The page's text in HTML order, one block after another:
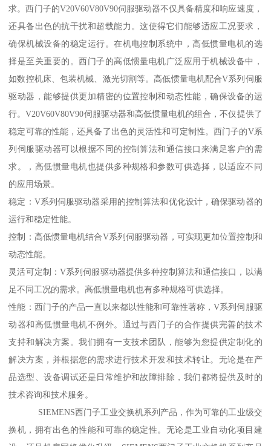
求。西门子的V20V60V80V90伺服驱动器不仅具备精度和响应速度，
还具备出色的抗干扰和超载能力。这使得它们能够适应工况要求，
确保机械设备的稳定运行。在机电控制系统中，高低惯量电机的选
择是至关重要的。西门子的高低惯量电机广泛应用于机械设备中，
如数控机床、包装机械、激光切割等。高低惯量电机配合V系列伺服
驱动器，能够提供更加精密的位置控制和动态性能，确保设备的运
行。V20V60V80V90伺服驱动器和高低惯量电机的组合，不仅提供了
稳定可靠的性能，还具备了出色的灵活性和可定制性。西门子的V系
列伺服驱动器可以根据不同的控制算法和通信接口来满足客户的需
求。，高低惯量电机也提供多种规格和参数可供选择，以适应不同
的应用场景。
稳定：V系列伺服驱动器采用的控制算法和优化设计，确保驱动器的
运行和稳定性能。
控制：高低惯量电机结合V系列伺服驱动器，可实现更加位置控制和
动态性能。
灵活可定制：V系列伺服驱动器提供多种控制算法和通信接口，以满
足不同工况的需求。高低惯量电机也有多种规格可供选择。
性能：西门子的产品一直以来都以性能和可靠性著称，V系列伺服驱
动器和高低惯量电机不例外。通过与西门子的合作提供完善的技术
支持和解决方案。我们拥有一支技术团队，能够为您提供定制化的
解决方案，并根据您的需求进行技术开发和技术转让。无论是在产
品选型、设备调试还是日常维护和故障排除，我们都将提供及时的
技术咨询和技术服务。
SIEMENS西门子工业交换机系列产品，作为可靠的工业级交
换机，拥有出色的性能和可靠的稳定性。无论是工业自动化项目建